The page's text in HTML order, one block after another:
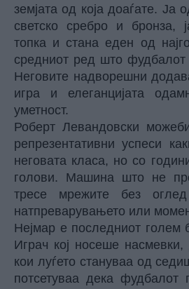
земјата од која доаѓате. Ја
светско сребро и бронза,
топка и стана еден од
средниот ред што фудбалот
Неговите надворешни
игра и елеганцијата
уметност.
Роберт Левандовски
репрезентативни успеси
неговата класа, но со
голови. Машина што не
тресе мрежите без
натпреварувањето или
Нејмар е последниот голем
Играч кој носеше
кои луѓето стануваа од
потсетуваа дека